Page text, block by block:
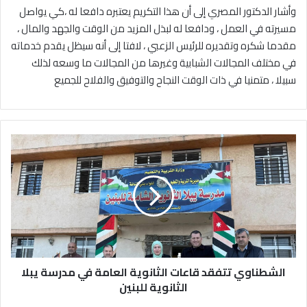
‎وأشار الدكتور المصري إلى أن هذا التكريم يعتبره دافعا له ،كي يواصل
مسيرته في العمل ، ودافعا له لبذل المزيد من الوقت والجهد والمال ،
مقدما شكره وتقديره للرئيس الزعبي ، لافتا إلى أنه سيظل يقدم خدماته
في مختلف المجالات الشبابية وغيرها من المجالات ما وسعه لذلك
سبيلا ، متمنيا في ذات الوقت النجاح والتوفيق والفلاح للجميع
ا
ل
ش
ط
ن
ا
و
ي
ت
الشطناوي تتفقد قاعات الثانوية العامة في مدرسة يبلا
الثانوية للبنين